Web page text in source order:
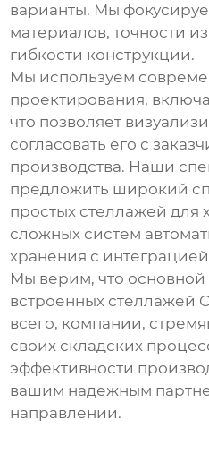
варианты. Мы
материалов, точности
гибкости конструкции.
Мы используем
проектирования,
что позволяет
согласовать его с
производства. Наши
предложить широкий
простых стеллажей для
сложных систем
хранения с интеграцией
Мы верим, что основной
встроенных стеллажей
всего, компании,
своих складских
эффективности
вашим надежным
направлении.